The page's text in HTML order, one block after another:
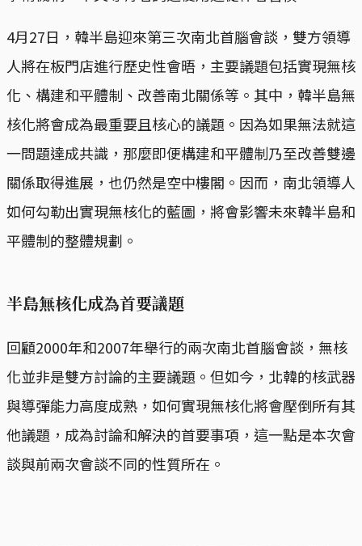
4月27日，韓半島迎來第三次南北首腦會談，雙方領導
人將在板門店進行歷史性會晤，主要議題包括實現無核
化、構建和平體制、改善南北關係等。其中，韓半島無
核化將會成為最重要且核心的議題。因為如果無法就這
一問題達成共識，那麼即便構建和平體制乃至改善雙邊
關係取得進展，也仍然是空中樓閣。因而，南北領導人
如何勾勒出實現無核化的藍圖，將會影響未來韓半島和
平體制的整體規劃。
半島無核化成為首要議題
回顧2000年和2007年舉行的兩次南北首腦會談，無核
化並非是雙方討論的主要議題。但如今，北韓的核武器
與導彈能力高度成熟，如何實現無核化將會壓倒所有其
他議題，成為討論和解決的首要事項，這一點是本次會
談與前兩次會談不同的性質所在。